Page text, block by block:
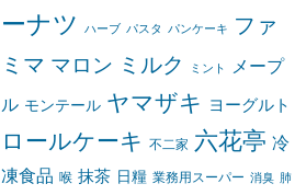
ーナツ
ハーブ パスタ パンケーキ
ファ
ミマ マロン ミルク ミント
メープ
ル モンテール ヤマザキ ヨーグルト
ロールケーキ 不二家 六花亭 冷
凍食品 喉 抹茶 日糧 業務用スーパー 消臭 肺